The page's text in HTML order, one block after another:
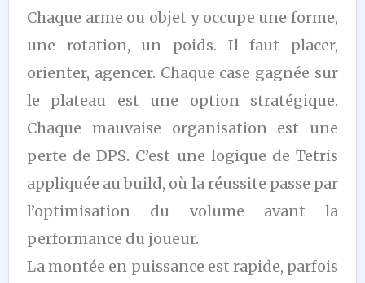
Chaque arme ou objet y occupe une forme,
une rotation, un poids. Il faut placer,
orienter, agencer. Chaque case gagnée sur
le plateau est une option stratégique.
Chaque mauvaise organisation est une
perte de DPS. C’est une logique de Tetris
appliquée au build, où la réussite passe par
l’optimisation du volume avant la
performance du joueur.
La montée en puissance est rapide, parfois